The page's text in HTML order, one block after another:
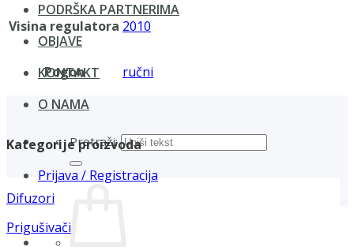
PODRŠKA PARTNERIMA
OBJAVE
KONTAKT
O NAMA
Pretraži:
Prijava / Registracija
Visina regulatora 2010
Pogon ručni
Kategorije proizvoda
Difuzori
Prigušivači